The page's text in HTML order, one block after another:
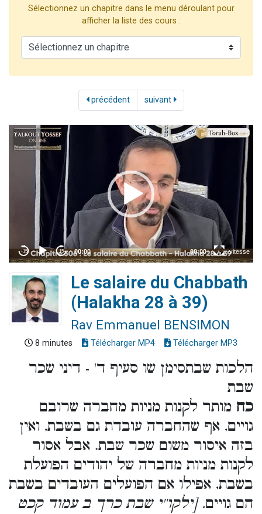
3 personnes viennent de nous rejoindre sur WhatsApp
Odaya vient de donner son Maasser
Sélectionnez un chapitre dans le menu déroulant pour
afficher la liste des cours :
précédent suivant
Le salaire du Chabbath
(Halakha 28 à 39)
Rav Emmanuel BENSIMON
8 minutes Télécharger MP4 Télécharger MP3
הלכות שבתסימן שו סעיף ד' - דיני שכר
שבת
כח מותר לקנות מניות מחברה שרובם
גויים, אף שהחברה עובדת גם בשבת, ואין
בזה איסור משום שכר שבת. אבל אסור
לקנות מניות מחברה של יהודים הפועלת
בשבת, אפילו אם הפועלים העובדים בשבת
הם גויים. [ילקו''י שבת כרך ב עמוד קכט